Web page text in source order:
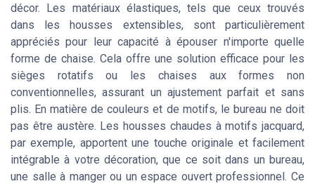
décor. Les matériaux élastiques, tels que ceux trouvés
dans les housses extensibles, sont particulièrement
appréciés pour leur capacité à épouser n'importe quelle
forme de chaise. Cela offre une solution efficace pour les
sièges rotatifs ou les chaises aux formes non
conventionnelles, assurant un ajustement parfait et sans
plis. En matière de couleurs et de motifs, le bureau ne doit
pas être austère. Les housses chaudes à motifs jacquard,
par exemple, apportent une touche originale et facilement
intégrable à votre décoration, que ce soit dans un bureau,
une salle à manger ou un espace ouvert professionnel. Ce